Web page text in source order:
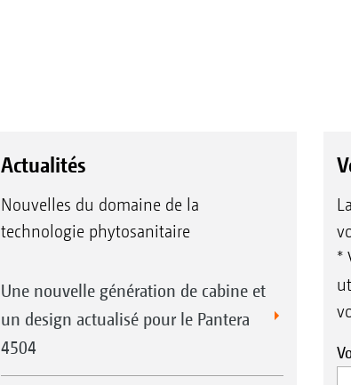
Actualités
Nouvelles du domaine de la
technologie phytosanitaire
Une nouvelle génération de cabine et
un design actualisé pour le Pantera
4504
*